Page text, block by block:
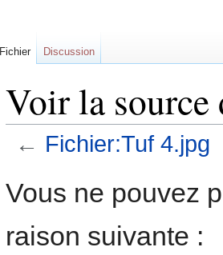
Voir la
← Fichier:Tuf 4.jpg
Vous ne pouvez
raison suivante :
Fichier Discussion